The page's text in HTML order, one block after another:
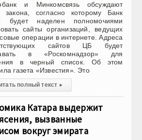
и Минкомсвязь обсуждают
закона, согласно которому Банк
будет наделен полномочиями
сайты организаций, ведущих
операции в интернете. Адреса
сайтов ЦБ будет
в «Роскомнадзор» для
в черный список. Об этом
газета «Известия». Это
полный текст ▸
Катара выдержит
вызванные
вокруг эмирата